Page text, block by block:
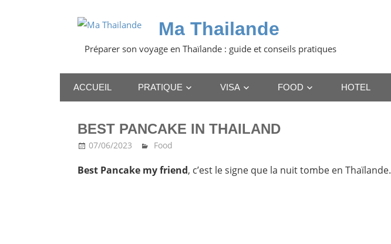
Ma Thailande
Préparer son voyage en Thaïlande : guide et conseils pratiques
ACCUEIL PRATIQUE VISA FOOD HOTEL
BEST PANCAKE IN THAILAND
07/06/2023 Ma Thailande
Food
Best Pancake my friend, c’est le signe que la nuit tombe en Thaïlande.